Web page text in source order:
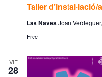
Taller
Las NavesJoan
Free
VIE
28